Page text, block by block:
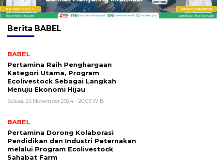
Berita BABEL
BABEL
Pertamina Raih Penghargaan
Kategori Utama, Program
Ecolivestock Sebagai Langkah
Menuju Ekonomi Hijau
Selasa, 26 November 2024 - 20:03 WIB
BABEL
Pertamina Dorong Kolaborasi
Pendidikan dan Industri Peternakan
melalui Program Ecolivestock
Sahabat Farm